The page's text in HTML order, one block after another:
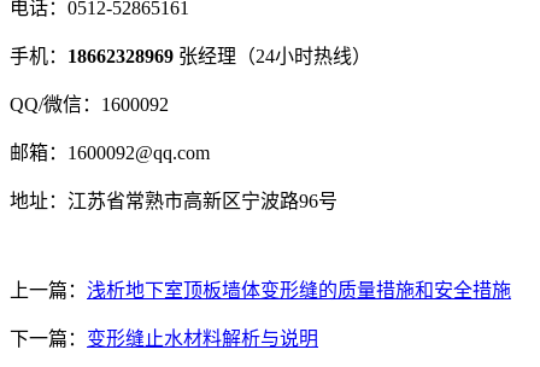
电话：0512-52865161
手机： 18662328969 张经理（24小时热线）
QQ/微信：1600092
邮箱：1600092@qq.com
地址：江苏省常熟市高新区宁波路96号
上一篇： 浅析地下室顶板墙体变形缝的质量措施和安全措施
下一篇： 变形缝止水材料解析与说明